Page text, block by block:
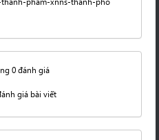
0 đánh giá
giá bài viết